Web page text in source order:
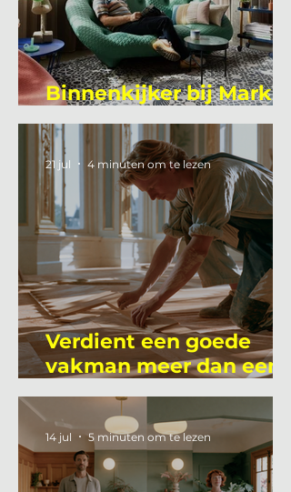
Binnenkijker bij Mark
Mutsaers
Verdient een goede
vakman meer dan een
gemiddelde
academicus?
21 jul 4 minuten om te lezen
14 jul 5 minuten om te lezen